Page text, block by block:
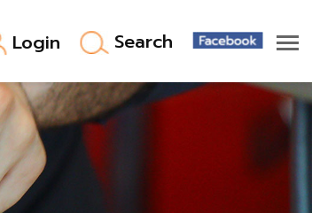
Login Search